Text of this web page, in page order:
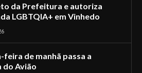
da Prefeitura e autoriza
LGBTQIA+ em Vinhedo
de manhã passa a
do Avião